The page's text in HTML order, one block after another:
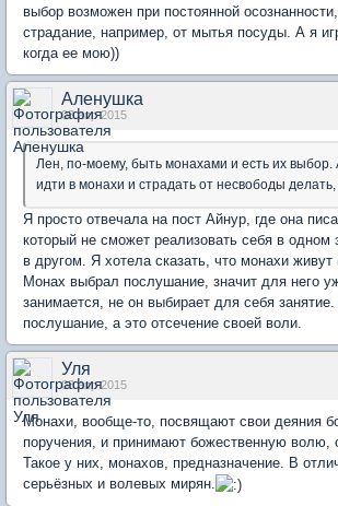
выбор возможен при постоянной
страдание, например, от мытья посуды. А я
когда ее мою))
Аленушка
08 апр 2015
Лен, по-моему, быть монахами и есть их выбор.
идти в монахи и страдать от несвободы делать,
Я просто отвечала на пост Айнур, где она
который не сможет реализовать себя в одном
в другом. Я хотела сказать, что монахи живут
Монах выбрал послушание, значит для него
занимается, не он выбирает для себя
послушание, а это отсечение своей воли.
Уля
08 апр 2015
Монахи, вообще-то, посвящают свои деяния
поручения, и принимают божественную волю,
Такое у них, монахов, предназначение. В
серьёзных и волевых мирян.